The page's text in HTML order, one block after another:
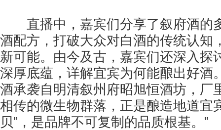
直播中，嘉宾们分享了叙府酒的
酒配方，打破大众对白酒的传统认知
新可能。由今及古，嘉宾们还深入探
深厚底蕴，详解宜宾为何能酿出好酒
酒承袭自明清叙州府昭旭恒酒坊，厂
相传的微生物群落，正是酿造地道宜
贝”，是品牌不可复制的品质根基。”